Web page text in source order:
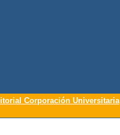
Corporación Universitaria